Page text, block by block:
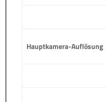
Hauptkamera-Auflösung